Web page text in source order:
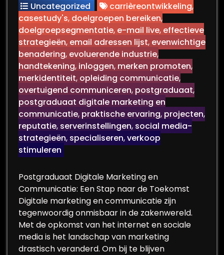
Uncategorized carrièreontwikkeling,
casestudy's, doelgroepen bereiken,
doelgroepsegmentatie, e-mail live, effectieve
strategieën, email adressen lijst, evenwichtige
benadering, evoluerende industrie,
handtekening, inloggen, merken promoten,
merkidentiteit, opleiding communicatie,
overtuigend communiceren, postgraduaat,
postgraduaat digitale marketing en
communicatie, praktische ervaring, projecten,
reputatie, serverinstellingen, social media-
strategieën, specialiseren,verkoop
stimuleren
Postgraduaat Digitale Marketing en
Communicatie: Een Stap naar de Toekomst
Digitale marketing en communicatie zijn
tegenwoordig onmisbaar in de zakenwereld.
Met de opkomst van het internet en sociale
media is het landschap van marketing
drastisch veranderd. Om bij te blijven